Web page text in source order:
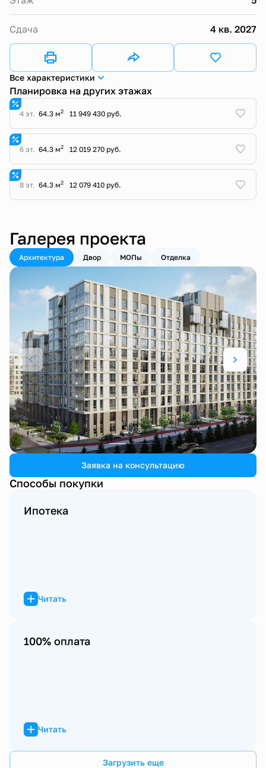
Сдача 4 кв. 2027
Все характеристики
Планировка на других этажах
4 эт. 64.3 м2 11 949 430 руб.
6 эт. 64.3 м2 12 019 270 руб.
8 эт. 64.3 м2 12 079 410 руб.
Галерея проекта
Архитектура Двор МОПы Отделка
1 / 3
Заявка на консультацию
Способы покупки
Ипотека
Читать
100% оплата
Читать
Загрузить еще